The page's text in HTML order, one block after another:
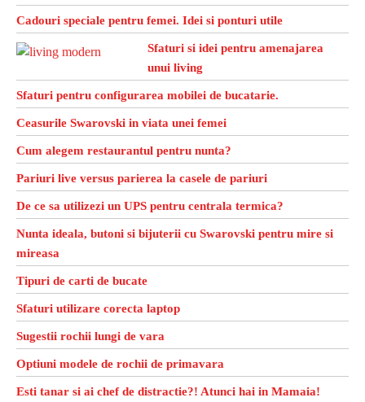
Cadouri speciale pentru femei. Idei si ponturi utile
Sfaturi si idei pentru amenajarea
unui living
Sfaturi pentru configurarea mobilei de bucatarie.
Ceasurile Swarovski in viata unei femei
Cum alegem restaurantul pentru nunta?
Pariuri live versus parierea la casele de pariuri
De ce sa utilizezi un UPS pentru centrala termica?
Nunta ideala, butoni si bijuterii cu Swarovski pentru mire si
mireasa
Tipuri de carti de bucate
Sfaturi utilizare corecta laptop
Sugestii rochii lungi de vara
Optiuni modele de rochii de primavara
Esti tanar si ai chef de distractie?! Atunci hai in Mamaia!